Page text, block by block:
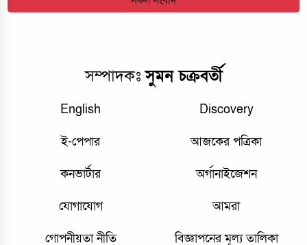
সম্পাদকঃসুমন চক্রবর্তী
English Discovery
ই-পেপার আজকের পত্রিকা
কনভার্টার অর্গানাইজেশন
যোগাযোগ আমরা
গোপনীয়তা নীতি বিজ্ঞাপনের মূল্য তালিকা